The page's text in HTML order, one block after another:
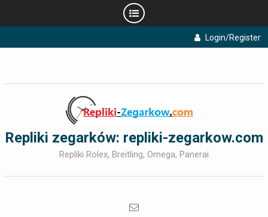
to
Login/Register
Repliki zegarków: repliki-zegarkow.com
Repliki Rolex, Breitling, Omega, Panerai